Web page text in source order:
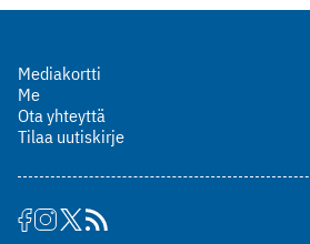
Mediakortti
Me
Ota yhteyttä
Tilaa uutiskirje